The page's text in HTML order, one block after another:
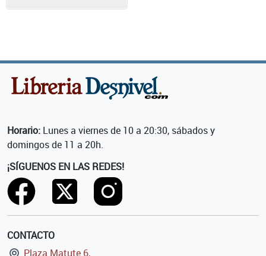
Horario: Lunes a viernes de 10 a 20:30, sábados y
domingos de 11 a 20h.
¡SÍGUENOS EN LAS REDES!
CONTACTO
Plaza Matute 6,